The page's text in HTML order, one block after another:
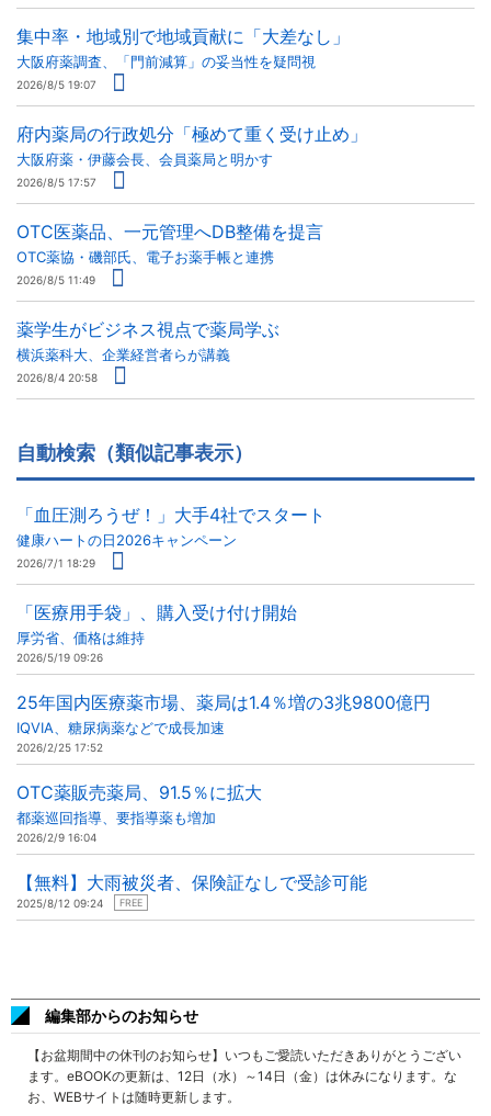
集中率・地域別で地域貢献に「大差なし」
大阪府薬調査、「門前減算」の妥当性を疑問視
2026/8/5 19:07
府内薬局の行政処分「極めて重く受け止め」
大阪府薬・伊藤会長、会員薬局と明かす
2026/8/5 17:57
OTC医薬品、一元管理へDB整備を提言
OTC薬協・磯部氏、電子お薬手帳と連携
2026/8/5 11:49
薬学生がビジネス視点で薬局学ぶ
横浜薬科大、企業経営者らが講義
2026/8/4 20:58
自動検索（類似記事表示）
「血圧測ろうぜ！」大手4社でスタート
健康ハートの日2026キャンペーン
2026/7/1 18:29
「医療用手袋」、購入受け付け開始
厚労省、価格は維持
2026/5/19 09:26
25年国内医療薬市場、薬局は1.4％増の3兆9800億円
IQVIA、糖尿病薬などで成長加速
2026/2/25 17:52
OTC薬販売薬局、91.5％に拡大
都薬巡回指導、要指導薬も増加
2026/2/9 16:04
【無料】大雨被災者、保険証なしで受診可能
2025/8/12 09:24 FREE
編集部からのお知らせ
【お盆期間中の休刊のお知らせ】いつもご愛読いただきありがとうござい
ます。eBOOKの更新は、12日（水）～14日（金）は休みになります。な
お、WEBサイトは随時更新します。